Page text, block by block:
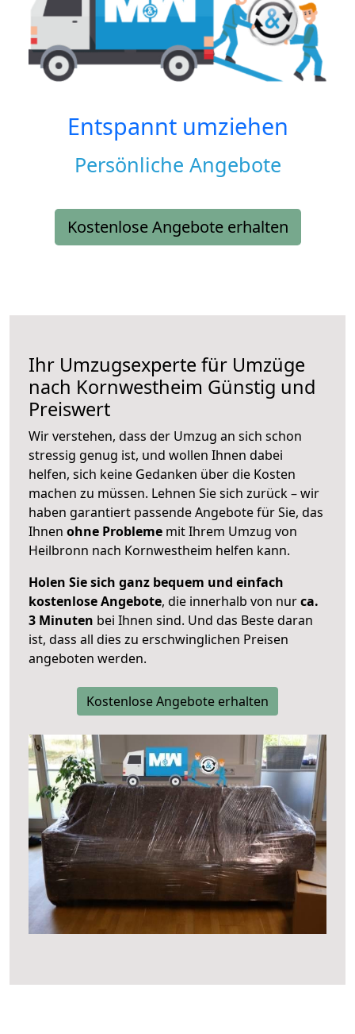
Entspannt umziehen
Persönliche Angebote
Kostenlose Angebote erhalten
Ihr Umzugsexperte für Umzüge
nach Kornwestheim Günstig und
Preiswert
Wir verstehen, dass der Umzug an sich schon
stressig genug ist, und wollen Ihnen dabei
helfen, sich keine Gedanken über die Kosten
machen zu müssen. Lehnen Sie sich zurück – wir
haben garantiert passende Angebote für Sie, das
Ihnen ohne Probleme mit Ihrem Umzug von
Heilbronn nach Kornwestheim helfen kann.
Holen Sie sich ganz bequem und einfach
kostenlose Angebote, die innerhalb von nurca.
3 Minuten bei Ihnen sind. Und das Beste daran
ist, dass all dies zu erschwinglichen Preisen
angeboten werden.
Kostenlose Angebote erhalten